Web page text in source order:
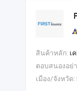
สินค้าหลัก: เครื่
ตอบสนองอย่
เมือง/จังหวัด: